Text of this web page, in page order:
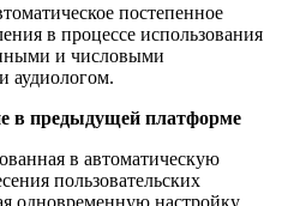
постепенное
в процессе использования
и числовыми
аудиологом.
в предыдущей платформе
в автоматическую
пользовательских
одновременную настройку